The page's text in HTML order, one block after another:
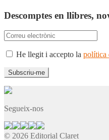
Descomptes en llibres,
He llegit i accepto la política
Segueix-nos
© 2026 Editorial Claret